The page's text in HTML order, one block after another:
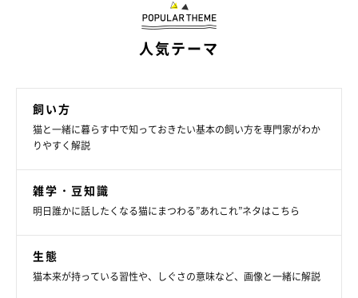
人気テーマ
飼い方
猫と一緒に暮らす中で知っておきたい基本の飼い方を専門家がわか
りやすく解説
雑学・豆知識
明日誰かに話したくなる猫にまつわる”あれこれ”ネタはこちら
生態
猫本来が持っている習性や、しぐさの意味など、画像と一緒に解説